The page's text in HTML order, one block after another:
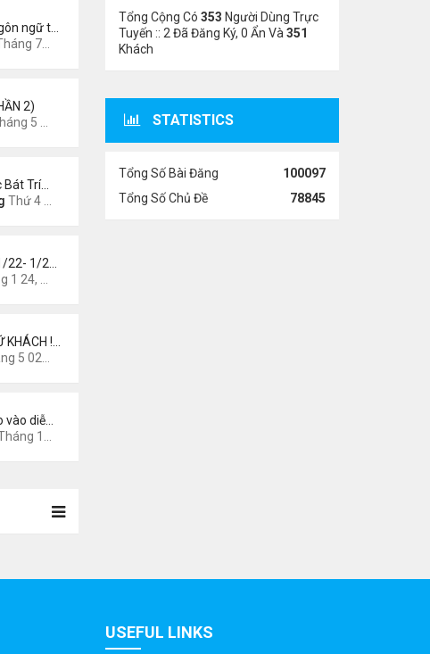
ngữ t…
2026 7:13 pm
2)
3:16 am
Trí…
Thứ 4 Tháng 8 05, 2026 8:58 pm
22- 1/2…
10:25 pm
KHÁCH !…
8:40 am
diễ…
2020 11:44 am
Tổng Cộng Có 353 Người Dùng Trực
Tuyến :: 2 Đã Đăng Ký, 0 Ẩn Và 351
Khách
STATISTICS
Tổng Số Bài Đăng
100097
Tổng Số Chủ Đề
78845
USEFUL LINKS